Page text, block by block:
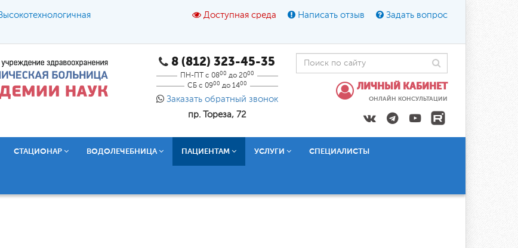
Доступная среда Написать отзыв Задать вопрос
шрифта: A A A
Текст: Кириллица Брайль Звук
8 (812) 323-45-35
ПН-ПТ с 0800 до 2000
СБ с 0900 до 1400
Заказать обратный звонок
пр. Тореза, 72
ЛИЧНЫЙ КАБИНЕТ
ОНЛАЙН КОНСУЛЬТАЦИИ
СТАЦИОНАР ВОДОЛЕЧЕБНИЦА ПАЦИЕНТАМ УСЛУГИ СПЕЦИАЛИСТЫ